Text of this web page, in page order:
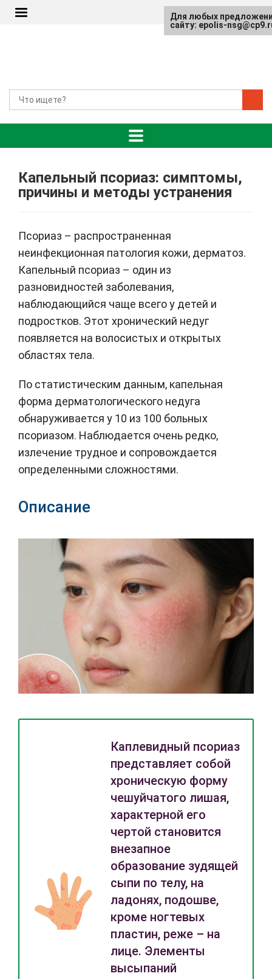
Капельный псориаз: симптомы,
причины и методы устранения
Псориаз – распространенная
неинфекционная патология кожи, дерматоз.
Капельный псориаз – один из
разновидностей заболевания,
наблюдающийся чаще всего у детей и
подростков. Этот хронический недуг
появляется на волосистых и открытых
областях тела.
По статистическим данным, капельная
форма дерматологического недуга
обнаруживается у 10 из 100 больных
псориазом. Наблюдается очень редко,
излечение трудное и сопровождается
определенными сложностями.
Описание
Каплевидный псориаз
представляет собой
хроническую форму
чешуйчатого лишая,
характерной его
чертой становится
внезапное
образование зудящей
сыпи по телу, на
ладонях, подошве,
кроме ногтевых
пластин, реже – на
лице. Элементы
высыпаний
Для любых
сайту: epolis-